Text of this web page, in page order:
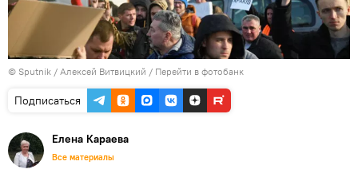
© Sputnik / Алексей Витвицкий / Перейти в фотобанк
Подписаться
Елена Караева
Все материалы